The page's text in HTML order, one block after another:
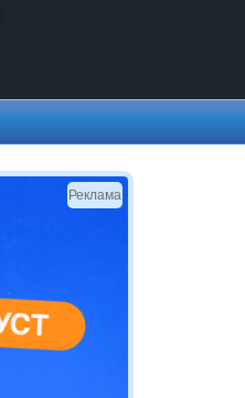
Реклама